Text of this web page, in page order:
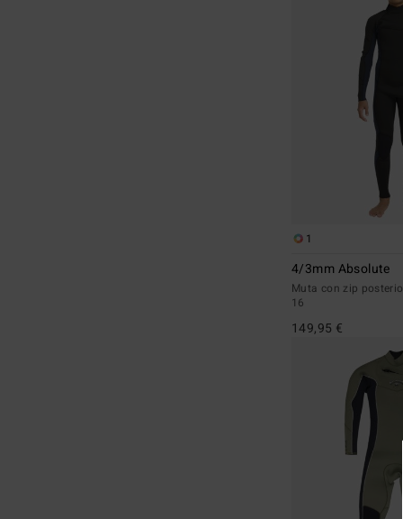
1
4/3mm Absolute
Muta con zip
16
149,95 €